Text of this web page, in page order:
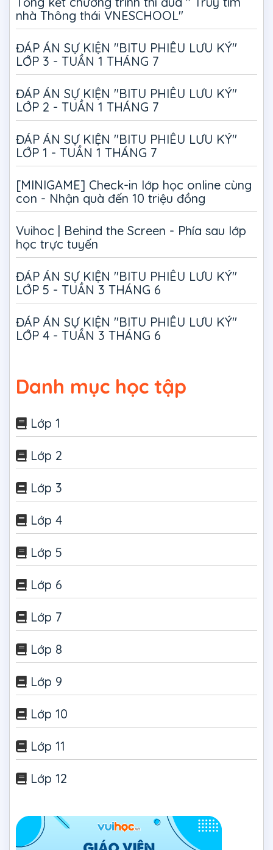
nhà Thông thái VNESCHOOL"
ĐÁP ÁN SỰ KIỆN "BITU PHIÊU LƯU KÝ"
LỚP 3 - TUẦN 1 THÁNG 7
ĐÁP ÁN SỰ KIỆN "BITU PHIÊU LƯU KÝ"
LỚP 2 - TUẦN 1 THÁNG 7
ĐÁP ÁN SỰ KIỆN "BITU PHIÊU LƯU KÝ"
LỚP 1 - TUẦN 1 THÁNG 7
[MINIGAME] Check-in lớp học online cùng
con - Nhận quà đến 10 triệu đồng
Vuihoc | Behind the Screen - Phía sau lớp
học trực tuyến
ĐÁP ÁN SỰ KIỆN "BITU PHIÊU LƯU KÝ"
LỚP 5 - TUẦN 3 THÁNG 6
ĐÁP ÁN SỰ KIỆN "BITU PHIÊU LƯU KÝ"
LỚP 4 - TUẦN 3 THÁNG 6
Danh mục học tập
Lớp 1
Lớp 2
Lớp 3
Lớp 4
Lớp 5
Lớp 6
Lớp 7
Lớp 8
Lớp 9
Lớp 10
Lớp 11
Lớp 12